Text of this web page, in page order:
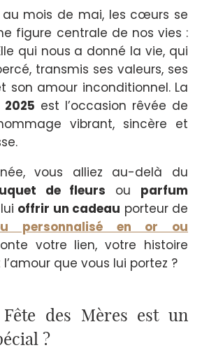
au mois de mai, les cœurs se
figure centrale de nos vies :
qui nous a donné la vie, qui
transmis ses valeurs, ses
son amour inconditionnel. La
2025 est l’occasion rêvée de
vibrant, sincère et
vous alliez au-delà du
de fleurs ou parfum
offrir un cadeau porteur de
personnalisé en or ou
votre lien, votre histoire
que vous lui portez ?
des Mères est un
?